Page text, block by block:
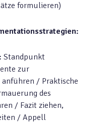
formulieren)
Standpunkt
zur
/ Praktische
des
/ Fazit ziehen,
/ Appell